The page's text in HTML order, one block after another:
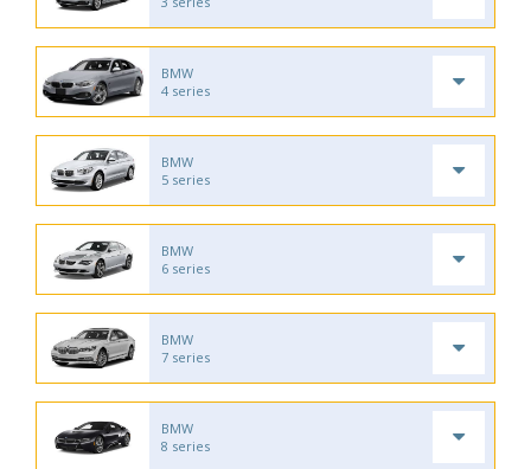
BMW
4 series
BMW
5 series
BMW
6 series
BMW
7 series
BMW
8 series